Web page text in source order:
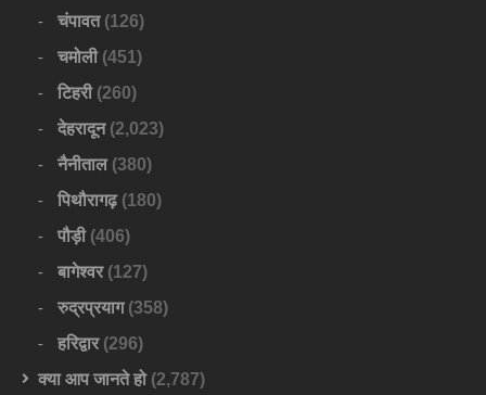
चंपावत(126)
चमोली(451)
टिहरी(260)
देहरादून(2,023)
नैनीताल(380)
पिथौरागढ़(180)
पौड़ी(406)
बागेश्वर(127)
रुद्रप्रयाग(358)
हरिद्वार(296)
क्या आप जानते हो(2,787)